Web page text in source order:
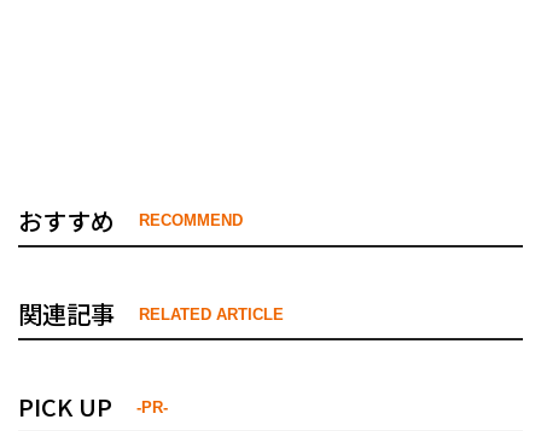
おすすめ RECOMMEND
関連記事 RELATED ARTICLE
PICK UP -PR-